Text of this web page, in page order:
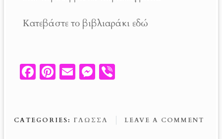
Κατεβάστε το βιβλιαράκι εδώ
Fa
o
Pi
es
E M
n
CATEGORIES: ΓΛΏΣΣΑ LEAVE A COMMENT